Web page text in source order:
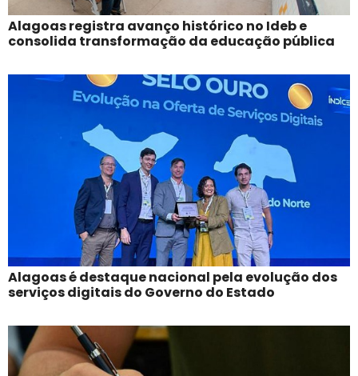
Alagoas registra avanço histórico no Ideb e
consolida transformação da educação pública
Alagoas é destaque nacional pela evolução dos
serviços digitais do Governo do Estado